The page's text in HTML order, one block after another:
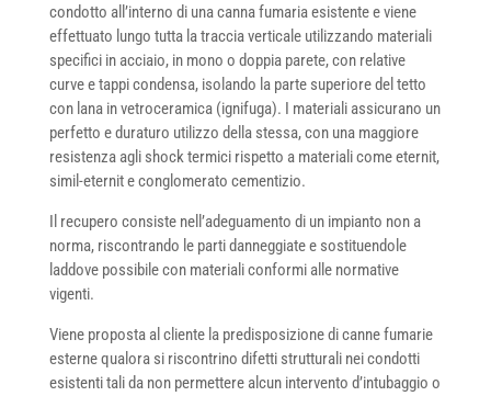
condotto all’interno di una canna fumaria esistente e viene
effettuato lungo tutta la traccia verticale utilizzando materiali
specifici in acciaio, in mono o doppia parete, con relative
curve e tappi condensa, isolando la parte superiore del tetto
con lana in vetroceramica (ignifuga). I materiali assicurano un
perfetto e duraturo utilizzo della stessa, con una maggiore
resistenza agli shock termici rispetto a materiali come eternit,
simil-eternit e conglomerato cementizio.
Il recupero consiste nell’adeguamento di un impianto non a
norma, riscontrando le parti danneggiate e sostituendole
laddove possibile con materiali conformi alle normative
vigenti.
Viene proposta al cliente la predisposizione di canne fumarie
esterne qualora si riscontrino difetti strutturali nei condotti
esistenti tali da non permettere alcun intervento d’intubaggio o